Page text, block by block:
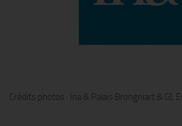
Crédits photos : Ina & Palais Brongniart & GL